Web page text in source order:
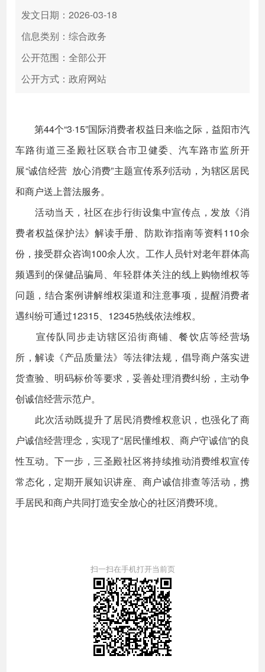
发文日期：2026-03-18
信息类别：综合政务
公开范围：全部公开
公开方式：政府网站
第44个“3·15”国际消费者权益日来临之际，益阳市汽
车路街道三圣殿社区联合市卫健委、汽车路市监所开
展“诚信经营 放心消费”主题宣传系列活动，为辖区居民
和商户送上普法服务。
活动当天，社区在步行街设集中宣传点，发放《消
费者权益保护法》解读手册、防欺诈指南等资料110余
份，接受群众咨询100余人次。工作人员针对老年群体高
频遇到的保健品骗局、年轻群体关注的线上购物维权等
问题，结合案例讲解维权渠道和注意事项，提醒消费者
遇纠纷可通过12315、12345热线依法维权。
宣传队同步走访辖区沿街商铺、餐饮店等经营场
所，解读《产品质量法》等法律法规，倡导商户落实进
货查验、明码标价等要求，妥善处理消费纠纷，主动争
创诚信经营示范户。
此次活动既提升了居民消费维权意识，也强化了商
户诚信经营理念，实现了“居民懂维权、商户守诚信”的良
性互动。下一步，三圣殿社区将持续推动消费维权宣传
常态化，定期开展知识讲座、商户诚信排查等活动，携
手居民和商户共同打造安全放心的社区消费环境。
扫一扫在手机打开当前页